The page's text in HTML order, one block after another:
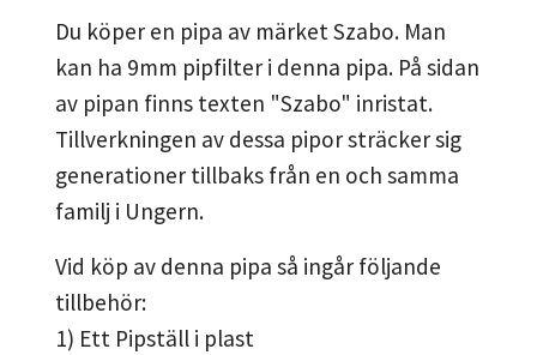
Du köper en pipa av märket Szabo. Man
kan ha 9mm pipfilter i denna pipa. På sidan
av pipan finns texten "Szabo" inristat.
Tillverkningen av dessa pipor sträcker sig
generationer tillbaks från en och samma
familj i Ungern.
Vid köp av denna pipa så ingår följande
tillbehör:
1) Ett Pipställ i plast